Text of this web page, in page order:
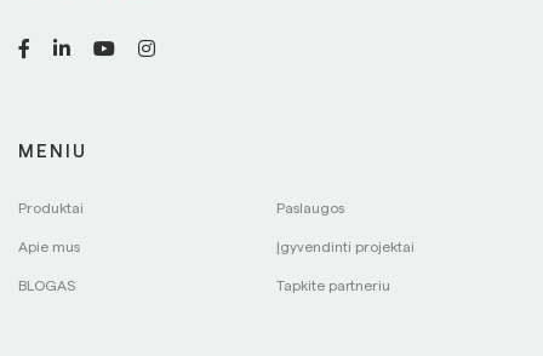
MENIU
Produktai Paslaugos
Apie mus Įgyvendinti projektai
BLOGAS Tapkite partneriu